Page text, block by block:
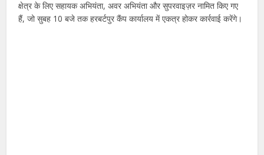
क्षेत्र के लिए सहायक अभियंता, अवर अभियंता और सुपरवाइज़र नामित किए गए
हैं, जो सुबह 10 बजे तक हरबर्टपुर कैंप कार्यालय में एकत्र होकर कार्रवाई करेंगे।